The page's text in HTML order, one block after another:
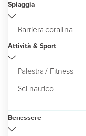
Spiaggia
Barriera corallina
Attività & Sport
Palestra / Fitness
Sci nautico
Benessere